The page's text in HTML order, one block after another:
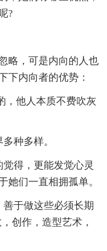
?
略，可是内向的人也
下内向者的优势：
，他人本质不费吹灰
种多样。
得，更能发觉心灵
她们一直相拥孤单。
于做这些必须长期
创作，造型艺术，